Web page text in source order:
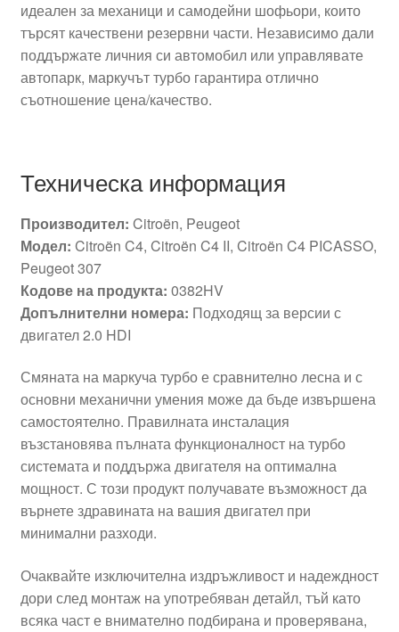
идеален за механици и самодейни шофьори, които
търсят качествени резервни части. Независимо дали
поддържате личния си автомобил или управлявате
автопарк, маркучът турбо гарантира отлично
съотношение цена/качество.
Техническа информация
Производител: Citroën, Peugeot
Модел: Citroën C4, Citroën C4 II, Citroën C4 PICASSO,
Peugeot 307
Кодове на продукта: 0382HV
Допълнителни номера: Подходящ за версии с
двигател 2.0 HDI
Смяната на маркуча турбо е сравнително лесна и с
основни механични умения може да бъде извършена
самостоятелно. Правилната инсталация
възстановява пълната функционалност на турбо
системата и поддържа двигателя на оптимална
мощност. С този продукт получавате възможност да
върнете здравината на вашия двигател при
минимални разходи.
Очаквайте изключителна издръжливост и надеждност
дори след монтаж на употребяван детайл, тъй като
всяка част е внимателно подбирана и проверявана,